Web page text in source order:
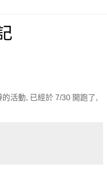
的活動, 已經於 7/30 開跑了,